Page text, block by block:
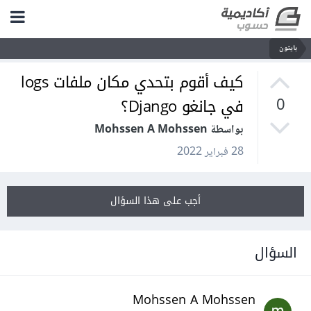
بايثون
0
كيف أقوم بتحدي مكان ملفات logs
في جانغو Django؟
بواسطة Mohssen A Mohssen
28 فبراير 2022
أجب على هذا السؤال
السؤال
Mohssen A Mohssen